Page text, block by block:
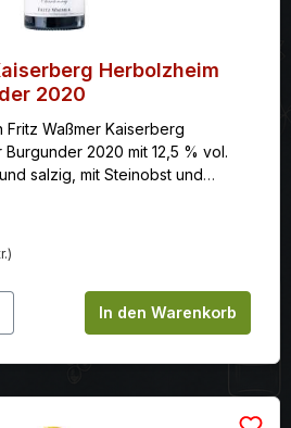
Herbolzheim
2020
Waßmer Kaiserberg
2020 mit 12,5 % vol.
salzig, mit Steinobst und
ist lang, geprägt von
Gib den
In den Warenkorb